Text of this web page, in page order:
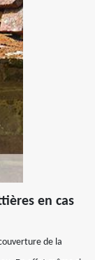
en cas
de la